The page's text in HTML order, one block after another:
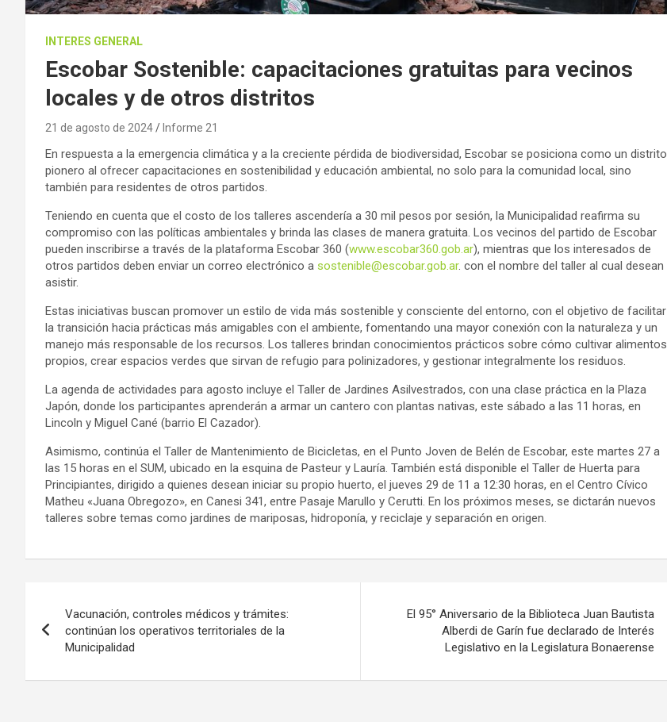
INTERES GENERAL
Escobar Sostenible: capacitaciones gratuitas para vecinos
locales y de otros distritos
21 de agosto de 2024 Informe 21
En respuesta a la emergencia climática y a la creciente pérdida de biodiversidad, Escobar se posiciona como un distrito
pionero al ofrecer capacitaciones en sostenibilidad y educación ambiental, no solo para la comunidad local, sino
también para residentes de otros partidos.
Teniendo en cuenta que el costo de los talleres ascendería a 30 mil pesos por sesión, la Municipalidad reafirma su
compromiso con las políticas ambientales y brinda las clases de manera gratuita. Los vecinos del partido de Escobar
pueden inscribirse a través de la plataforma Escobar 360 (www.escobar360.gob.ar), mientras que los interesados de
otros partidos deben enviar un correo electrónico a sostenible@escobar.gob.ar. con el nombre del taller al cual desean
asistir.
Estas iniciativas buscan promover un estilo de vida más sostenible y consciente del entorno, con el objetivo de facilitar
la transición hacia prácticas más amigables con el ambiente, fomentando una mayor conexión con la naturaleza y un
manejo más responsable de los recursos. Los talleres brindan conocimientos prácticos sobre cómo cultivar alimentos
propios, crear espacios verdes que sirvan de refugio para polinizadores, y gestionar integralmente los residuos.
La agenda de actividades para agosto incluye el Taller de Jardines Asilvestrados, con una clase práctica en la Plaza
Japón, donde los participantes aprenderán a armar un cantero con plantas nativas, este sábado a las 11 horas, en
Lincoln y Miguel Cané (barrio El Cazador).
Asimismo, continúa el Taller de Mantenimiento de Bicicletas, en el Punto Joven de Belén de Escobar, este martes 27 a
las 15 horas en el SUM, ubicado en la esquina de Pasteur y Lauría. También está disponible el Taller de Huerta para
Principiantes, dirigido a quienes desean iniciar su propio huerto, el jueves 29 de 11 a 12:30 horas, en el Centro Cívico
Matheu «Juana Obregozo», en Canesi 341, entre Pasaje Marullo y Cerutti. En los próximos meses, se dictarán nuevos
talleres sobre temas como jardines de mariposas, hidroponía, y reciclaje y separación en origen.
de
entradas
Vacunación, controles médicos y trámites:
continúan los operativos territoriales de la
Municipalidad
El 95° Aniversario de la Biblioteca Juan Bautista
Alberdi de Garín fue declarado de Interés
Legislativo en la Legislatura Bonaerense